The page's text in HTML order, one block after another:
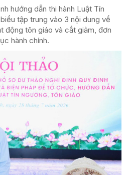
hướng dẫn thi hành Luật Tín
tập trung vào 3 nội dung về
động tôn giáo và cắt giảm, đơn
hành chính.